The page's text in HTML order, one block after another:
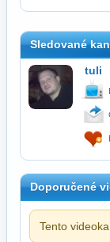
Sledované
tuli
Doporučené
Tento